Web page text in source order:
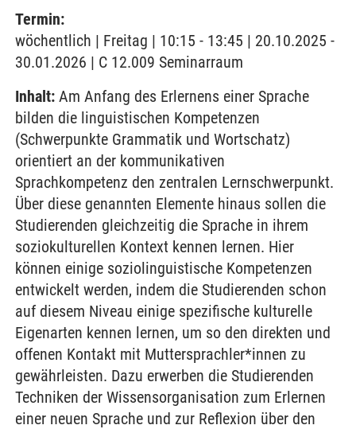
Termin:
wöchentlich | Freitag | 10:15 - 13:45 | 20.10.2025 -
30.01.2026 | C 12.009 Seminarraum
Inhalt: Am Anfang des Erlernens einer Sprache
bilden die linguistischen Kompetenzen
(Schwerpunkte Grammatik und Wortschatz)
orientiert an der kommunikativen
Sprachkompetenz den zentralen Lernschwerpunkt.
Über diese genannten Elemente hinaus sollen die
Studierenden gleichzeitig die Sprache in ihrem
soziokulturellen Kontext kennen lernen. Hier
können einige soziolinguistische Kompetenzen
entwickelt werden, indem die Studierenden schon
auf diesem Niveau einige spezifische kulturelle
Eigenarten kennen lernen, um so den direkten und
offenen Kontakt mit Muttersprachler*innen zu
gewährleisten. Dazu erwerben die Studierenden
Techniken der Wissensorganisation zum Erlernen
einer neuen Sprache und zur Reflexion über den